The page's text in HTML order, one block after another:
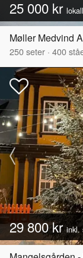
25 000 kr
Møller Medvind
250seter · 400
29 800 krinkl.